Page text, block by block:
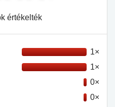
értékelték
1×
1×
0×
0×